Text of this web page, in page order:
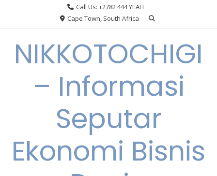
Call Us: +2782 444 YEAH
Cape Town, South Africa
NIKKOTOCHIGI
– Informasi
Seputar
Ekonomi Bisnis